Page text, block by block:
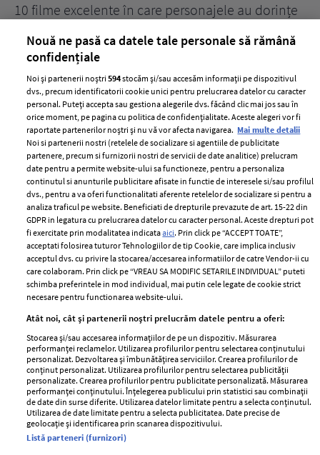
10 filme excelente în care personajele au dorințe
ELLE Style Awards
2024
Despre ELLE
Romania
Contact
Abonamente
Termeni si conditii
Politica de
confidențialitate
Politica de cookies
Publicitate
GSP
Unica
Baby
Retete
femei
Viva
Avantaje
Retete practice
Pariază responsabil! Decizia ONJN nr. 821/25.09.2025.
Jocurile de noroc sunt interzise minorilor.
Nouă ne pasă ca datele tale personale să rămână
confidențiale
Noi și partenerii noștri594stocăm și/sau accesăm informații pe dispozitivul
dvs., precum identificatorii cookie unici pentru prelucrarea datelor cu caracter
personal. Puteți accepta sau gestiona alegerile dvs. făcând clic mai jos sau în
orice moment, pe pagina cu politica de confidențialitate. Aceste alegeri vor fi
raportate partenerilor noștri și nu vă vor afecta navigarea. Mai multe detalii
Noi si partenerii nostri (retelele de socializare si agentiile de publicitate
partenere, precum si furnizorii nostri de servicii de date analitice) prelucram
date pentru a permite website-ului sa functioneze, pentru a personaliza
continutul si anunturile publicitare afisate in functie de interesele si/sau profilul
dvs., pentru a va oferi functionalitati aferente retelelor de socializare si pentru a
analiza traficul pe website. Beneficiati de drepturile prevazute de art. 15-22 din
GDPR in legatura cu prelucrarea datelor cu caracter personal. Aceste drepturi pot
fi exercitate prin modalitatea indicataaici. Prin click pe “ACCEPT TOATE”,
acceptati folosirea tuturor Tehnologiilor de tip Cookie, care implica inclusiv
acceptul dvs. cu privire la stocarea/accesarea informatiilor de catre Vendor-ii cu
care colaboram. Prin click pe “VREAU SA MODIFIC SETARILE INDIVIDUAL” puteti
schimba preferintele in mod individual, mai putin cele legate de cookie strict
necesare pentru functionarea website-ului.
Atât noi, cât și partenerii noștri prelucrăm datele pentru a oferi:
Stocarea și/sau accesarea informațiilor de pe un dispozitiv. Măsurarea
performanței reclamelor. Utilizarea profilurilor pentru selectarea conținutului
personalizat. Dezvoltarea și îmbunătățirea serviciilor. Crearea profilurilor de
conținut personalizat. Utilizarea profilurilor pentru selectarea publicității
personalizate. Crearea profilurilor pentru publicitate personalizată. Măsurarea
performanței conținutului. Înțelegerea publicului prin statistici sau combinații
de date din surse diferite. Utilizarea datelor limitate pentru a selecta conținutul.
Utilizarea de date limitate pentru a selecta publicitatea. Date precise de
geolocație și identificarea prin scanarea dispozitivului.
Listă parteneri (furnizori)